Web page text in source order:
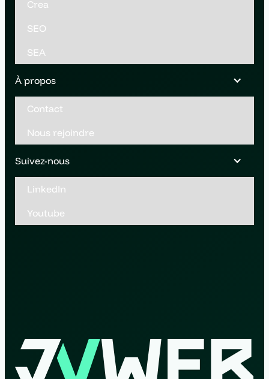
Crea
SEO
SEA
À propos
Contact
Nous rejoindre
Suivez-nous
LinkedIn
Youtube